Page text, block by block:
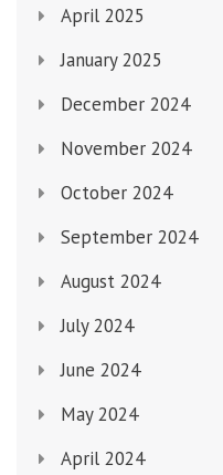
April 2025
January 2025
December 2024
November 2024
October 2024
September 2024
August 2024
July 2024
June 2024
May 2024
April 2024